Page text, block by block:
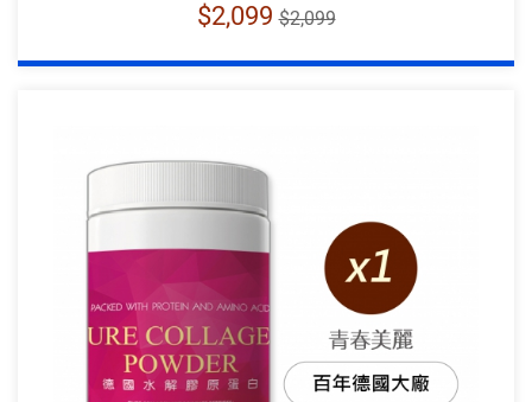
$2,099 $2,099